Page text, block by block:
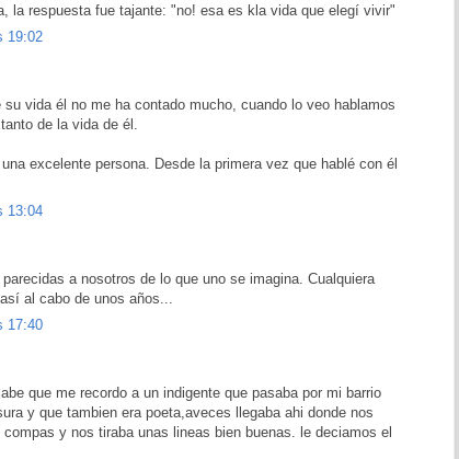
la respuesta fue tajante: "no! esa es kla vida que elegí vivir"
19:02
vida él no me ha contado mucho, cuando lo veo hablamos
de la vida de él.
excelente persona. Desde la primera vez que hablé con él
13:04
a nosotros de lo que uno se imagina. Cualquiera
al cabo de unos años...
17:40
que me recordo a un indigente que pasaba por mi barrio
y que tambien era poeta,aveces llegaba ahi donde nos
y nos tiraba unas lineas bien buenas. le deciamos el